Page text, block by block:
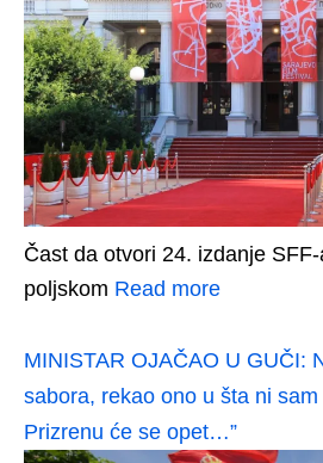
Čast da otvori 24. izdanje
poljskom Read more
MINISTAR OJAČAO U GUČI:
sabora, rekao ono u šta ni sam
Prizrenu će se opet…”